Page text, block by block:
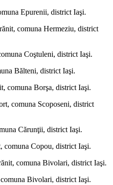
Epurenii, district Iaşi.
comuna Hermeziu, district
Coştuleni, district Iaşi.
Bălteni, district Iaşi.
comuna Borşa, district Iaşi.
comuna Scoposeni, district
Cărunţii, district Iaşi.
comuna Copou, district Iaşi.
comuna Bivolari, district Iaşi.
Bivolari, district Iaşi.